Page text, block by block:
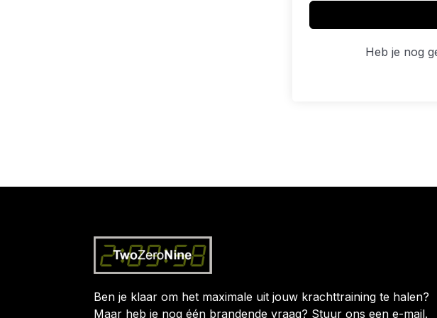
Heb je nog
Ben je klaar om het maximale uit jouw krachttraining te halen?
Maar heb je nog één brandende vraag? Stuur ons een e-mail.